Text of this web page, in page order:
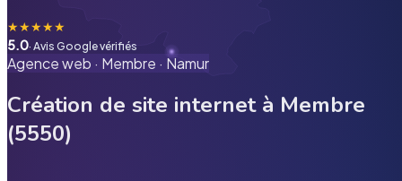
★★★★★
5.0· Avis Google vérifiés
Agence web · Membre · Namur
Création de site internet à Membre
(5550)